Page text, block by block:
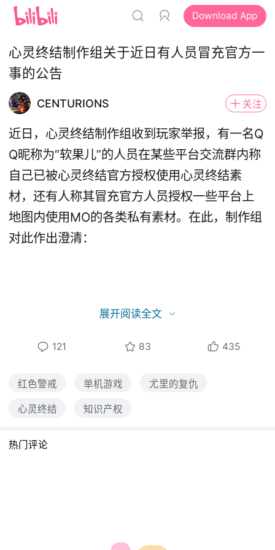
Download App
心灵终结制作组关于近日有人员冒充官方一
事的公告
CENTURIONS 关注
近日，心灵终结制作组收到玩家举报，有一名Q
Q昵称为“软果儿”的人员在某些平台交流群内称
自己已被心灵终结官方授权使用心灵终结素
材，还有人称其冒充官方人员授权一些平台上
地图内使用MO的各类私有素材。在此，制作组
对此作出澄清：
以下是关于该名涉事人员的相关言论截图：
展开阅读全文
121 83 435
红色警戒 单机游戏 尤里的复仇
心灵终结 知识产权
热门评论